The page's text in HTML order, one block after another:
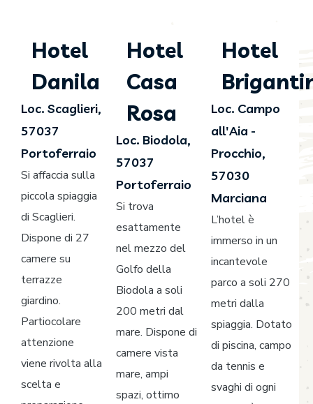
Hotel
Danila
Loc. Scaglieri,
57037
Portoferraio
Si affaccia sulla
piccola spiaggia
di Scaglieri.
Dispone di 27
camere su
terrazze
giardino.
Partiocolare
attenzione
viene rivolta alla
scelta e
Hotel
Casa
Rosa
Loc. Biodola,
57037
Portoferraio
Si trova
esattamente
nel mezzo del
Golfo della
Biodola a soli
200 metri dal
mare. Dispone di
camere vista
mare, ampi
spazi, ottimo
Hotel
Loc. Campo
all'Aia -
Procchio,
57030
Marciana
L’hotel è
immerso in un
incantevole
parco a soli 270
metri dalla
spiaggia. Dotato
di piscina, campo
da tennis e
svaghi di ogni